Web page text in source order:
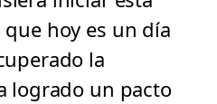
hoy es un día
la
logrado un pacto